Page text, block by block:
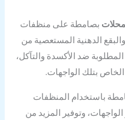
بصامطة على منظفات
الدهنية المستعصية من
ضد الأكسدة والتآكل،
بتلك الواجهات.
باستخدام المنظفات
وتوفير المزيد من